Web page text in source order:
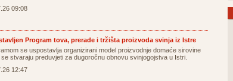
09:08
Program tova, prerade i tržišta proizvoda svinja iz Istre
se uspostavlja organizirani model proizvodnje domaće sirovine
se stvaraju preduvjeti za dugoročnu obnovu svinjogojstva u Istri.
12:47